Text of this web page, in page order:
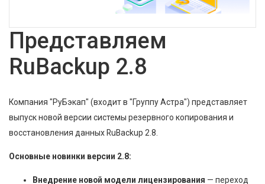
Представляем
RuBackup 2.8
Компания "РуБэкап" (входит в "Группу Астра") представляет
выпуск новой версии системы резервного копирования и
восстановления данных RuBackup 2.8.
Основные новинки версии 2.8:
Внедрение новой модели лицензирования — переход